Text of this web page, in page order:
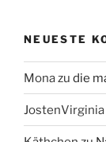
NEUESTE
Monazu die
JostenVirginia